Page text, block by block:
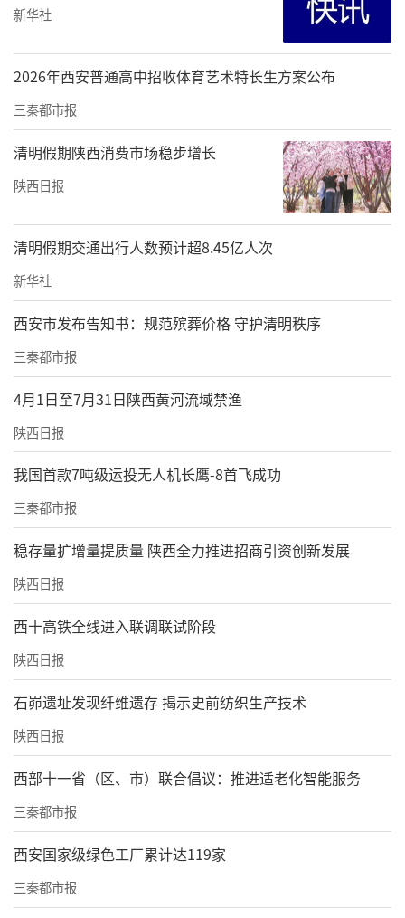
造“培养、实训、就业、成长”全链条人才服
务体系，实现育人与用人无缝衔接。
大会审议并表决通过了两个组织的章程草案和第一届理事会成员提
名名单
随后，大会依次审议并表决通过了《咸阳市数
字电商与现代服务业市域产教联合体章程（草
案）》《陕西省数字商务行业产教融合共同体
章程（草案）》以及两个组织第一届理事会成
员提名名单。章程的通过和理事会的成立，标
新华社
2026年西安普通高中招收体育艺术特长生方案公布
三秦都市报
清明假期陕西消费市场稳步增长
陕西日报
清明假期交通出行人数预计超8.45亿人次
新华社
西安市发布告知书：规范殡葬价格 守护清明秩序
三秦都市报
4月1日至7月31日陕西黄河流域禁渔
陕西日报
我国首款7吨级运投无人机长鹰-8首飞成功
三秦都市报
稳存量扩增量提质量 陕西全力推进招商引资创新发展
陕西日报
西十高铁全线进入联调联试阶段
陕西日报
石峁遗址发现纤维遗存 揭示史前纺织生产技术
陕西日报
西部十一省（区、市）联合倡议：推进适老化智能服务
三秦都市报
西安国家级绿色工厂累计达119家
三秦都市报